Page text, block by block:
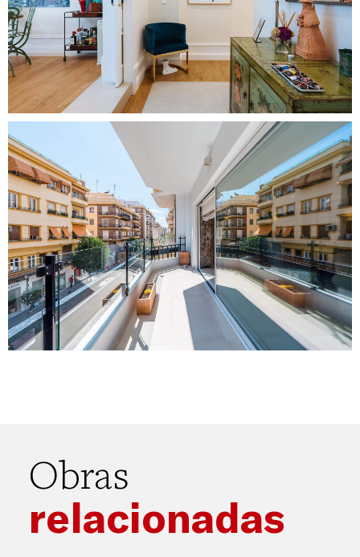
Obras
relacionadas